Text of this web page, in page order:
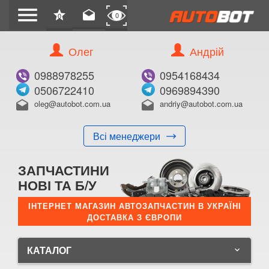
menu star
0 drafts 0
Олег
0988978255
0506722410
drafts oleg@autobot.com.ua
Всі менеджери
Андрій
0954168434
0969894390
drafts andriy@autobot.com.ua
ЗАПЧАСТИНИ
НОВІ ТА Б/У
ІНТЕРНЕТ МАГАЗИН АВТОЗАПЧАСТИН В УКРАЇНІ
ДОСТАВКА З ЄВРОПИ
КАТАЛОГ keyboard_arrow_down